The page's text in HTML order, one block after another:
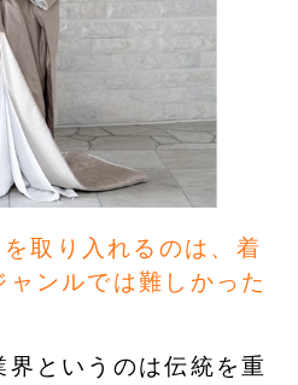
取り入れるのは、着
ンルでは難しかった
というのは伝統を重